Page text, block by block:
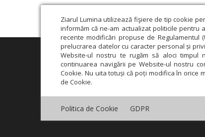
Ziarul Lumina utilizează fişiere de tip cookie
informăm că ne-am actualizat politicile pentru
recente modificări propuse de Regulamentul
prelucrarea datelor cu caracter personal și
Website-ul nostru te rugăm să aloci timpul
continuarea navigării pe Website-ul nostru
Cookie. Nu uita totuși că poți modifica în orice
de Cookie.
Politica de Cookie GDPR